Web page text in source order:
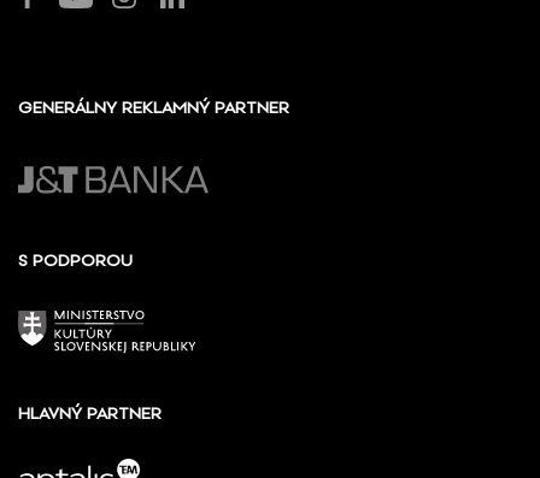
GENERÁLNY REKLAMNÝ PARTNER
S PODPOROU
HLAVNÝ PARTNER